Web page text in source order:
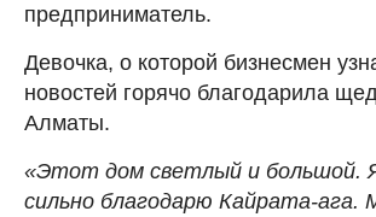
предприниматель.
Девочка, о которой бизнесмен
новостей горячо благодарила
Алматы.
«Этот дом светлый и большой. Я
сильно благодарю Кайрата-ага.